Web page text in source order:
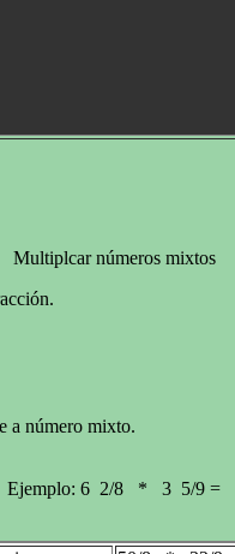
Multiplcar números mixtos
a número mixto.
Ejemplo: 6 2/8 * 3 5/9 =